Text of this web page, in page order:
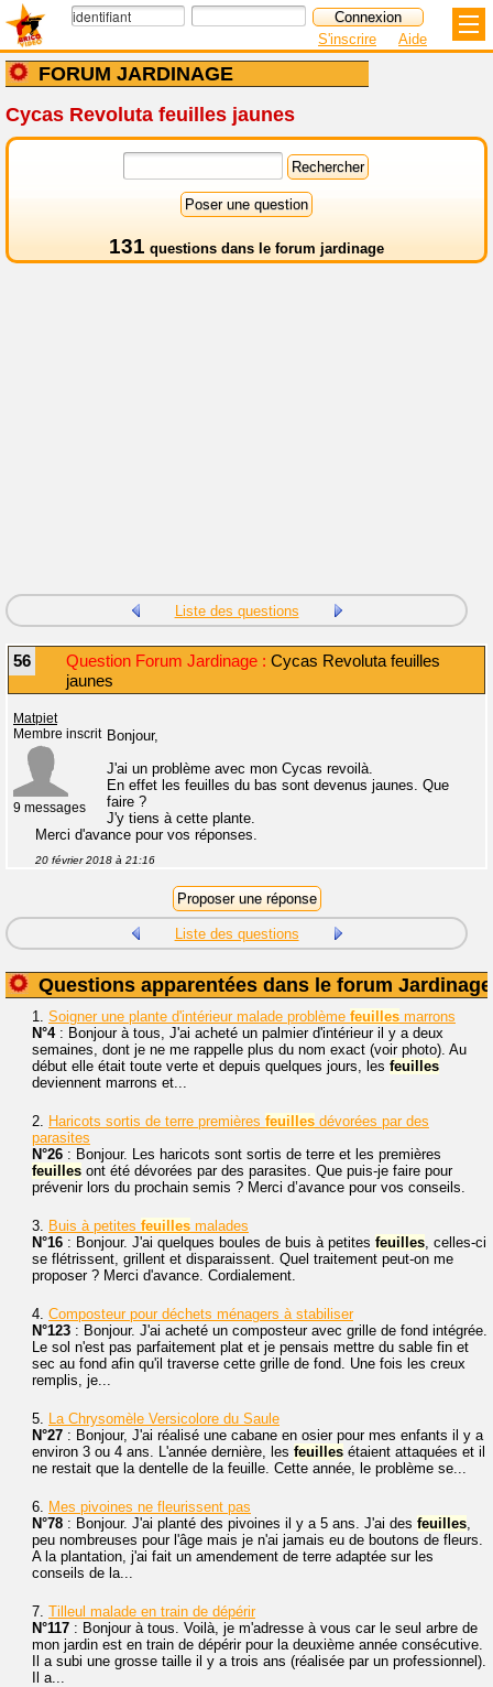
FORUM JARDINAGE
S'inscrire Aide
Cycas Revoluta feuilles jaunes
131 questions dans le forum jardinage
Liste des questions
56 Question Forum Jardinage : Cycas Revoluta feuilles
jaunes
Matpiet
Membre inscrit
9 messages
Bonjour,
J'ai un problème avec mon Cycas revoilà.
En effet les feuilles du bas sont devenus jaunes. Que
faire ?
J'y tiens à cette plante.
Merci d'avance pour vos réponses.
20 février 2018 à 21:16
Liste des questions
Questions apparentées dans le forum Jardinage
1. Soigner une plante d'intérieur malade problème feuilles marrons
N°4: Bonjour à tous, J'ai acheté un palmier d'intérieur il y a deux
semaines, dont je ne me rappelle plus du nom exact (voir photo). Au
début elle était toute verte et depuis quelques jours, les feuilles
deviennent marrons et...
2. Haricots sortis de terre premières feuilles dévorées par des
parasites
N°26 : Bonjour. Les haricots sont sortis de terre et les premières
feuilles ont été dévorées par des parasites. Que puis-je faire pour
prévenir lors du prochain semis ? Merci d’avance pour vos conseils.
3. Buis à petites feuilles malades
N°16 : Bonjour. J'ai quelques boules de buis à petites feuilles, celles-ci
se flétrissent, grillent et disparaissent. Quel traitement peut-on me
proposer ? Merci d'avance. Cordialement.
4. Composteur pour déchets ménagers à stabiliser
N°123 : Bonjour. J'ai acheté un composteur avec grille de fond intégrée.
Le sol n'est pas parfaitement plat et je pensais mettre du sable fin et
sec au fond afin qu'il traverse cette grille de fond. Une fois les creux
remplis, je...
5. La Chrysomèle Versicolore du Saule
N°27 : Bonjour, J'ai réalisé une cabane en osier pour mes enfants il y a
environ 3 ou 4 ans. L'année dernière, les feuilles étaient attaquées et il
ne restait que la dentelle de la feuille. Cette année, le problème se...
6. Mes pivoines ne fleurissent pas
N°78 : Bonjour. J'ai planté des pivoines il y a 5 ans. J'ai des feuilles,
peu nombreuses pour l'âge mais je n'ai jamais eu de boutons de fleurs.
A la plantation, j'ai fait un amendement de terre adaptée sur les
conseils de la...
7. Tilleul malade en train de dépérir
N°117 : Bonjour à tous. Voilà, je m'adresse à vous car le seul arbre de
mon jardin est en train de dépérir pour la deuxième année consécutive.
Il a subi une grosse taille il y a trois ans (réalisée par un professionnel).
Il a...